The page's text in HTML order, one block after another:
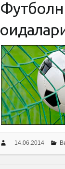
14.06.2014